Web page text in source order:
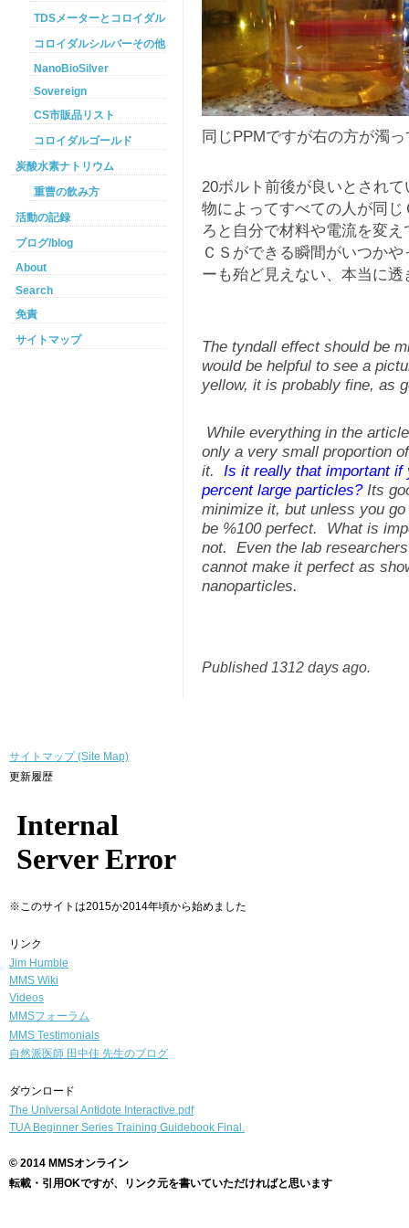
同じPPMですが右の方が濁
20ボルト前後が良いとされ
物によってすべての人が同
ろと自分で材料や電流を変
ＣＳができる瞬間がいつか
ーも殆ど見えない、本当に
The tyndall effect should be
would be helpful to see a
yellow, it is probably fine, as
While everything in the
only a very small proportion
it. Is it really that important
percent large particles? Its
minimize it, but unless you
be %100 perfect. What is
not. Even the lab
cannot make it perfect as
nanoparticles.
Published 1312 days ago.
TDSメーターとコロイダルシルバー
コロイダルシルバーその他
NanoBioSilver
Sovereign
CS市販品リスト
コロイダルゴールド
炭酸水素ナトリウム
重曹の飲み方
活動の記録
ブログ/blog
About
Search
免責
サイトマップ
サイトマップ (Site Map)
更新履歴
※このサイトは2015か2014年頃から始めました
リンク
Jim Humble
MMS Wiki
Videos
MMSフォーラム
MMS Testimonials
自然派医師 田中佳 先生のブログ
ダウンロード
The Universal Antidote Interactive.pdf
TUA Beginner Series Training Guidebook Final.
© 2014 MMSオンライン
転載・引用OKですが、リンク元を書いていただければと思います